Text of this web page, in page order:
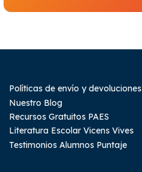
Políticas de envío y devoluciones
Nuestro Blog
Recursos Gratuitos PAES
Literatura Escolar Vicens Vives
Testimonios Alumnos Puntaje